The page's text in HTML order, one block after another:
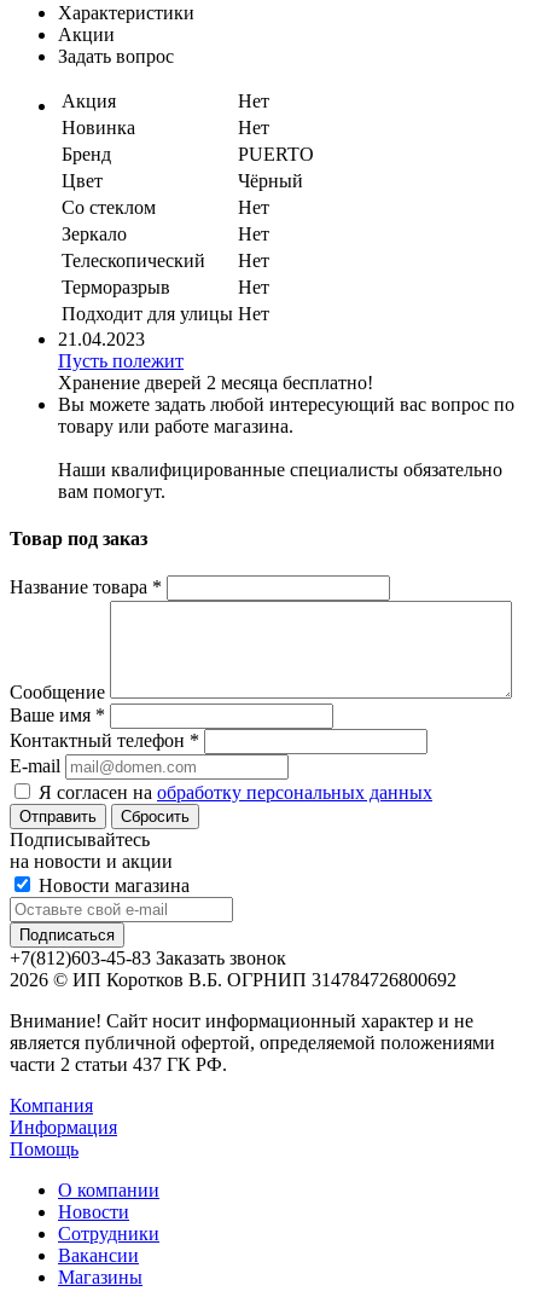
Характеристики
Акции
Задать вопрос
Акция
Нет
Новинка
Нет
Бренд
PUERTO
Цвет
Чёрный
Со стеклом
Нет
Зеркало
Нет
Телескопический
Нет
Терморазрыв
Нет
Подходит для улицы Нет
21.04.2023
Пусть полежит
Хранение дверей 2 месяца бесплатно!
Вы можете задать любой интересующий вас вопрос по
товару или работе магазина.
Наши квалифицированные специалисты обязательно
вам помогут.
Товар под заказ
Название товара *
Сообщение
Ваше имя *
Контактный телефон *
E-mail
Я согласен на обработку персональных данных
Сбросить
Подписывайтесь
на новости и акции
Новости магазина
+7(812)603-45-83 Заказать звонок
2026 © ИП Коротков В.Б. ОГРНИП 314784726800692
Внимание! Сайт носит информационный характер и не
является публичной офертой, определяемой положениями
части 2 статьи 437 ГК РФ.
Компания
Информация
Помощь
О компании
Новости
Сотрудники
Вакансии
Магазины